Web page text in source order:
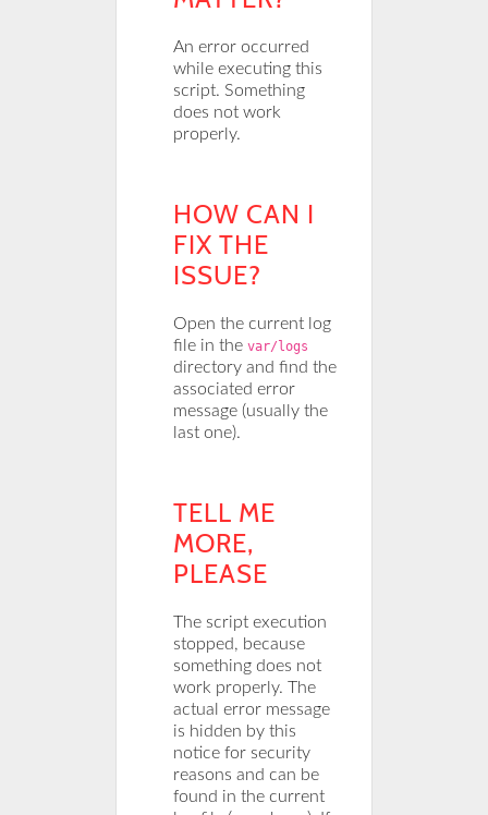
An error occurred
while executing this
script. Something
does not work
properly.
HOW CAN I
FIX THE
ISSUE?
Open the current log
file in thevar/logs
directory and find the
associated error
message (usually the
last one).
TELL ME
MORE,
PLEASE
The script execution
stopped, because
something does not
work properly. The
actual error message
is hidden by this
notice for security
reasons and can be
found in the current